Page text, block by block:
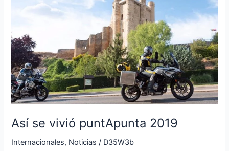
Así se vivió puntApunta 2019
Internacionales, Noticias / D35W3b
2019